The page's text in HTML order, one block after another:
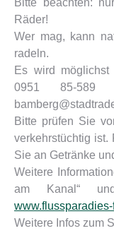
Bitte beachten:
Räder!
Wer mag, kann
radeln.
Es wird
0951 85-589
Bitte prüfen Sie
verkehrstüchtig ist.
Sie an Getränke
Weitere
am Kanal“
Weitere Infos zum